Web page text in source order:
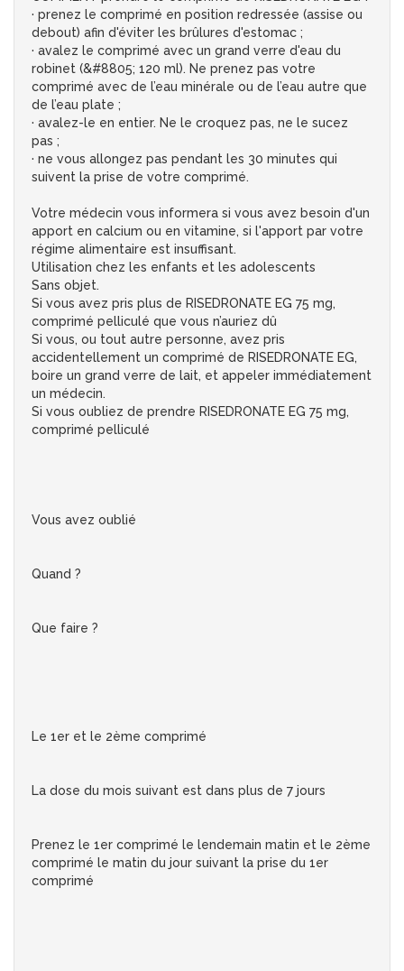
· prenez le comprimé en position redressée (assise ou
debout) afin d'éviter les brûlures d'estomac ;
· avalez le comprimé avec un grand verre d'eau du
robinet (&#8805; 120 ml). Ne prenez pas votre
comprimé avec de l’eau minérale ou de l’eau autre que
de l’eau plate ;
· avalez-le en entier. Ne le croquez pas, ne le sucez
pas ;
· ne vous allongez pas pendant les 30 minutes qui
suivent la prise de votre comprimé.
Votre médecin vous informera si vous avez besoin d'un
apport en calcium ou en vitamine, si l'apport par votre
régime alimentaire est insuffisant.
Utilisation chez les enfants et les adolescents
Sans objet.
Si vous avez pris plus de RISEDRONATE EG 75 mg,
comprimé pelliculé que vous n’auriez dû
Si vous, ou tout autre personne, avez pris
accidentellement un comprimé de RISEDRONATE EG,
boire un grand verre de lait, et appeler immédiatement
un médecin.
Si vous oubliez de prendre RISEDRONATE EG 75 mg,
comprimé pelliculé
Vous avez oublié
Quand ?
Que faire ?
Le 1er et le 2ème comprimé
La dose du mois suivant est dans plus de 7 jours
Prenez le 1er comprimé le lendemain matin et le 2ème
comprimé le matin du jour suivant la prise du 1er
comprimé